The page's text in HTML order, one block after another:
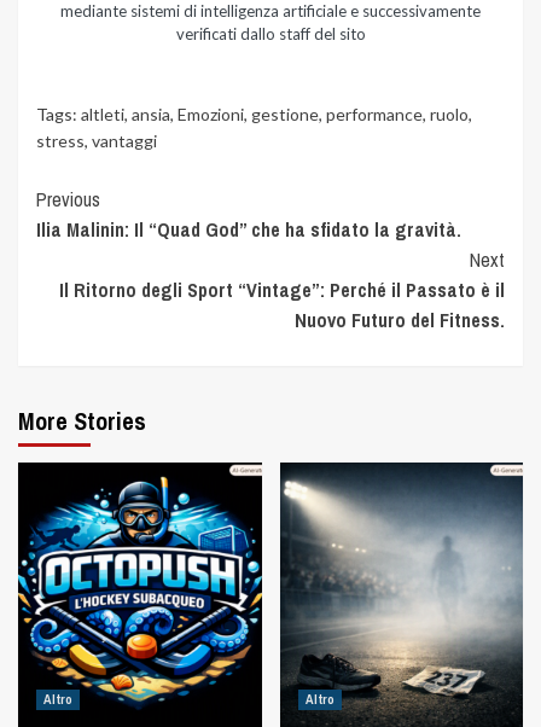
mediante sistemi di intelligenza artificiale e successivamente
verificati dallo staff del sito
Tags: altleti, ansia, Emozioni, gestione, performance, ruolo,
stress, vantaggi
Previous
Ilia Malinin: Il “Quad God” che ha sfidato la gravità.
Next
Il Ritorno degli Sport “Vintage”: Perché il Passato è il
Nuovo Futuro del Fitness.
More Stories
Altro Altro